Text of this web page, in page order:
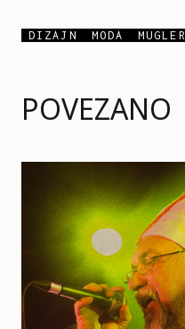
POVEZANO
DIZAJN MODA MUGLER